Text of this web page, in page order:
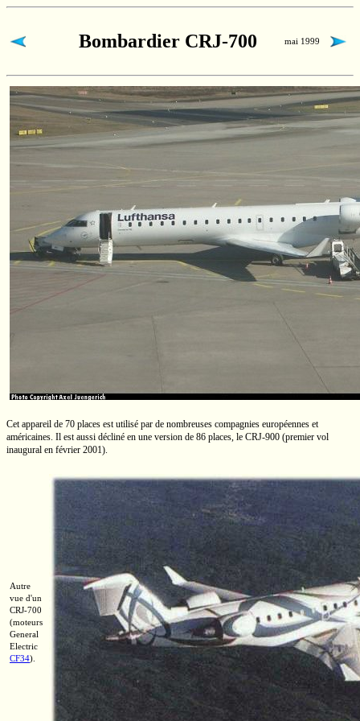
Bombardier CRJ-700 mai 1999
Cet appareil de 70 places est utilisé par de nombreuses compagnies européennes et
américaines. Il est aussi décliné en une version de 86 places, le CRJ-900 (premier vol
inaugural en février 2001).
Autre
vue d'un
CRJ-700
(moteurs
General
Electric
CF34).